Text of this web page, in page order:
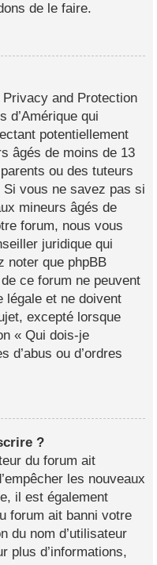
de le faire.
and Protection
d’Amérique qui
potentiellement
âgés de moins de 13
ou des tuteurs
vous ne savez pas si
mineurs âgés de
forum, nous vous
juridique qui
noter que phpBB
ce forum ne peuvent
légale et ne doivent
excepté lorsque
« Qui dois-je
d’abus ou d’ordres
?
du forum ait
les nouveaux
il est également
forum ait banni votre
du nom d’utilisateur
plus d’informations,